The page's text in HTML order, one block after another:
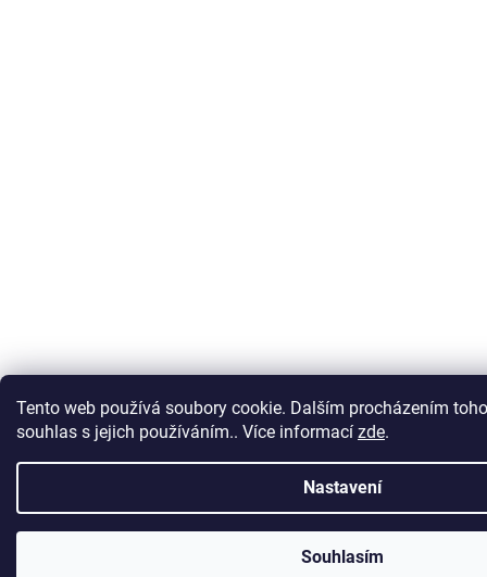
Tento web používá soubory cookie. Dalším procházením
souhlas s jejich používáním.. Více informací zde.
Nastavení
Souhlasím